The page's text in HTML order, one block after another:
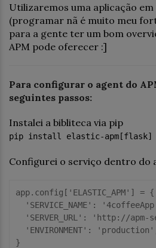
Utilizaremos uma aplicação em
(programar nã é muito meu
para a gente ter um bom
APM pode oferecer :]
Para configurar o agent do
seguintes passos:
Instalei a bibliteca via pip
pip install elastic-apm[flask]
Configurei o serviço dentro do
app.config[ 'ELASTIC_APM' ] = {
'SERVICE_NAME' :
'SERVER_URL' : 'http://apm-
'ENVIRONMENT' : 'production'
}